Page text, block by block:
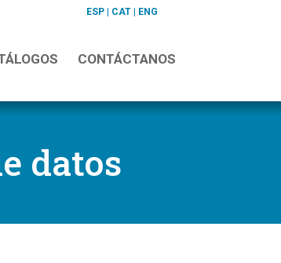
ESP CAT ENG
CONTÁCTANOS
datos